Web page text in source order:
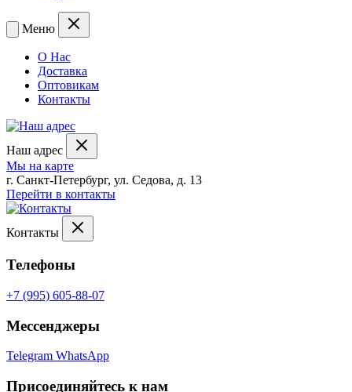
Меню
О Нас
Доставка
Оптовикам
Контакты
Наш адрес
Мы на карте
г. Санкт-Петербург, ул. Седова, д. 13
Перейти в контакты
Контакты
Телефоны
+7 (995) 605-88-07
Мессенджеры
Telegram WhatsApp
Присоединяйтесь к нам